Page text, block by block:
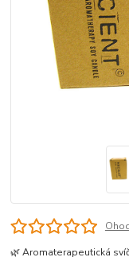
🌿 Aromaterapeutická